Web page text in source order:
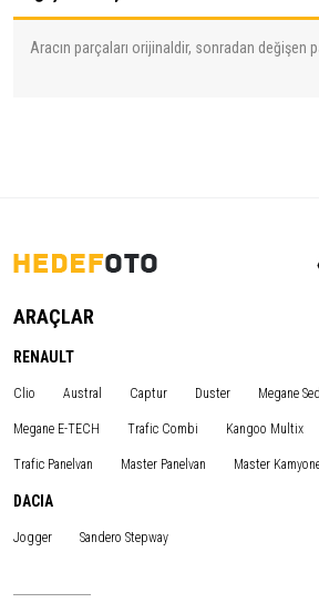
Aracın parçaları orijinaldir, sonradan değişen
ARAÇLAR
RENAULT
Clio Austral Captur Duster Megane
Megane E-TECH Trafic Combi Kangoo Multix
Trafic Panelvan Master Panelvan Master
DACIA
Jogger Sandero Stepway